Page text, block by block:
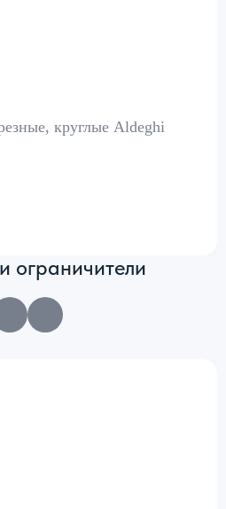
круглые Aldeghi
ограничители